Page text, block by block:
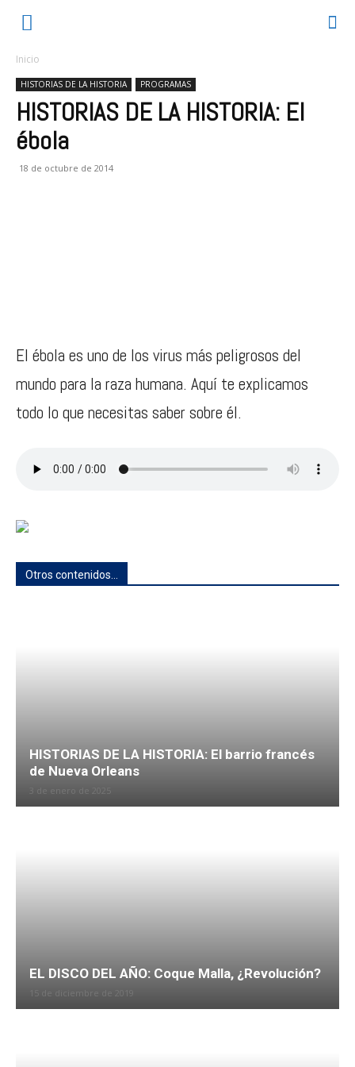
Inicio
HISTORIAS DE LA HISTORIA PROGRAMAS
HISTORIAS DE LA HISTORIA: El
ébola
18 de octubre de 2014
El ébola es uno de los virus más peligrosos del
mundo para la raza humana. Aquí te explicamos
todo lo que necesitas saber sobre él.
Otros contenidos...
HISTORIAS DE LA HISTORIA: El barrio francés
de Nueva Orleans
3 de enero de 2025
EL DISCO DEL AÑO: Coque Malla, ¿Revolución?
15 de diciembre de 2019